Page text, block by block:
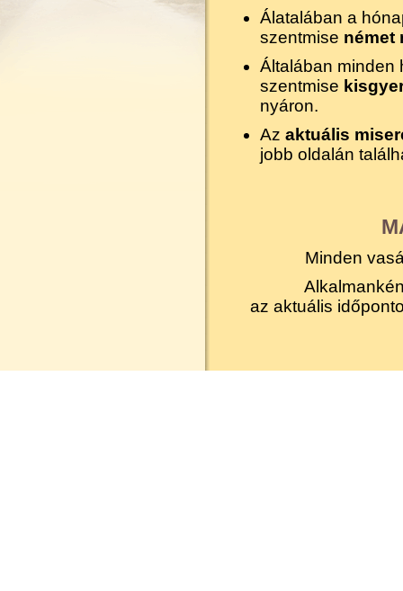
Álatalában a
szentmise német
Általában minden
szentmise
nyáron.
Az aktuális
jobb oldalán
Minden
az aktuális